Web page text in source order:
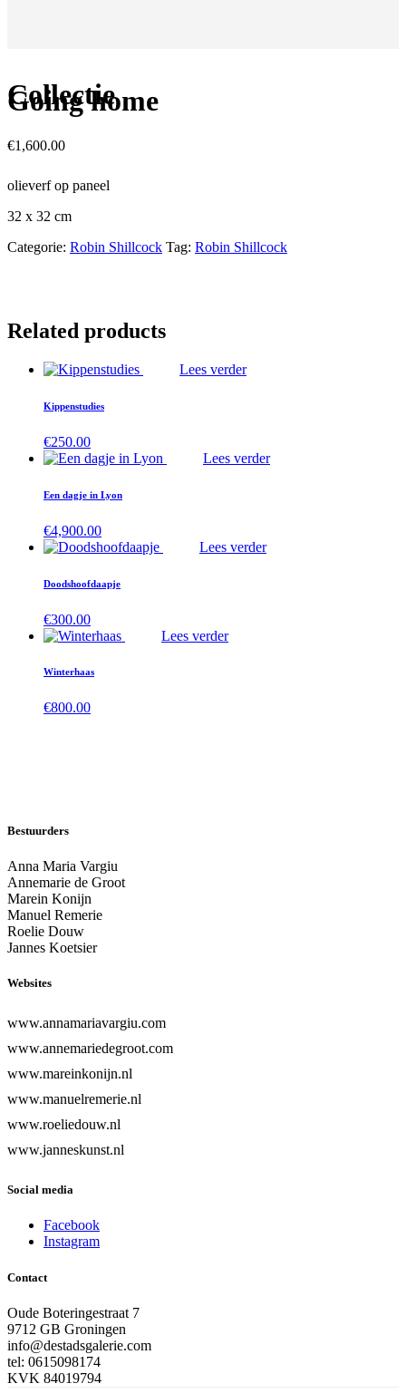
Collectie
Going home
€1,600.00
olieverf op paneel
32 x 32 cm
Categorie: Robin Shillcock Tag: Robin Shillcock
Related products
Lees verder
Kippenstudies
€250.00
Lees verder
Een dagje in Lyon
€4,900.00
Lees verder
Doodshoofdaapje
€300.00
Lees verder
Winterhaas
€800.00
Bestuurders
Anna Maria Vargiu
Annemarie de Groot
Marein Konijn
Manuel Remerie
Roelie Douw
Jannes Koetsier
Websites
www.annamariavargiu.com
www.annemariedegroot.com
www.mareinkonijn.nl
www.manuelremerie.nl
www.roeliedouw.nl
www.janneskunst.nl
Social media
Facebook
Instagram
Contact
Oude Boteringestraat 7
9712 GB Groningen
info@destadsgalerie.com
tel: 0615098174
KVK 84019794